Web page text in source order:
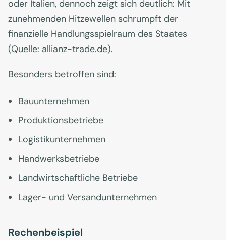
oder Italien, dennoch zeigt sich deutlich: Mit
zunehmenden Hitzewellen schrumpft der
finanzielle Handlungsspielraum des Staates
(Quelle: allianz-trade.de).
Besonders betroffen sind:
Bauunternehmen
Produktionsbetriebe
Logistikunternehmen
Handwerksbetriebe
Landwirtschaftliche Betriebe
Lager- und Versandunternehmen
Rechenbeispiel